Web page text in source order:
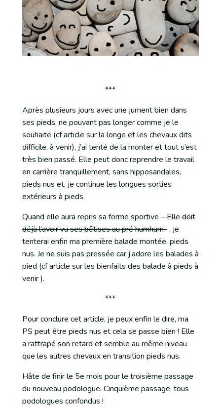
***
Après plusieurs jours avec une jument bien dans
ses pieds, ne pouvant pas longer comme je le
souhaite (cf article sur la longe et les chevaux dits
difficile, à venir), j’ai tenté de la monter et tout s’est
très bien passé. Elle peut donc reprendre le travail
en carrière tranquillement, sans hipposandales,
pieds nus et, je continue les longues sorties
extérieurs à pieds.
Quand elle aura repris sa forme sportive– Elle doit
déjà l’avoir vu ses bêtises au pré humhum-, je
tenterai enfin ma première balade montée, pieds
nus. Je ne suis pas pressée car j’adore les balades à
pied (cf article sur les bienfaits des balade à pieds à
venir ).
***
Pour conclure cet article, je peux enfin le dire, ma
PS peut être pieds nus et cela se passe bien ! Elle
a rattrapé son retard et semble au même niveau
que les autres chevaux en transition pieds nus.
Hâte de finir le 5e mois pour le troisième passage
du nouveau podologue. Cinquième passage, tous
podologues confondus !